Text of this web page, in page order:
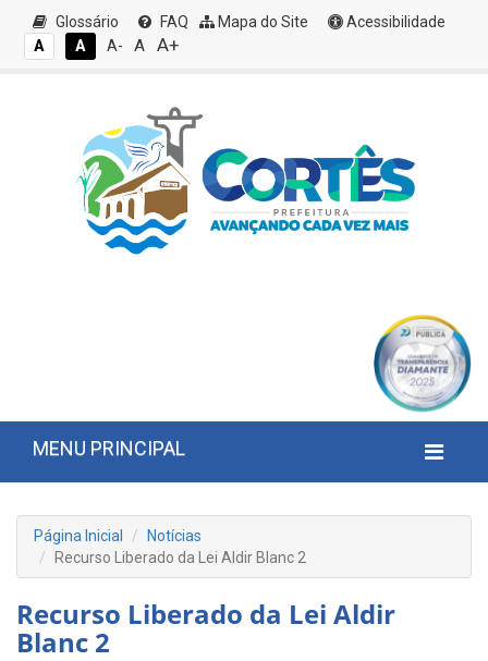
Glossário FAQ Mapa do Site
Acessibilidade
A
A A- A A+
MENU PRINCIPAL
Página Inicial
Notícias
Recurso Liberado da Lei Aldir Blanc 2
Recurso Liberado da Lei Aldir
Blanc 2